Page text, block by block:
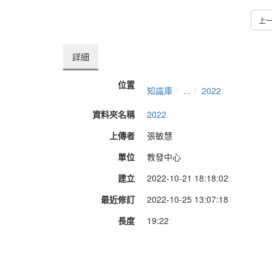
上
詳細
位置 知識庫 ...
2022
資料夾名稱
2022
上傳者
張敏慧
單位
教發中心
建立
2022-10-21 18:18:02
最近修訂
2022-10-25 13:07:18
長度
19:22